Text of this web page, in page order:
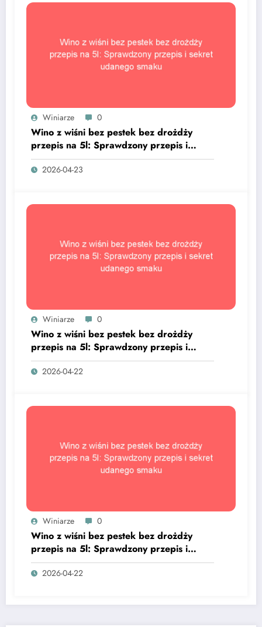
Winiarze 0
Wino z wiśni bez pestek bez drożdży
przepis na 5l: Sprawdzony przepis i
sekret udanego smaku
2026-04-23
Winiarze 0
Wino z wiśni bez pestek bez drożdży
przepis na 5l: Sprawdzony przepis i
sekret udanego smaku
2026-04-22
Winiarze 0
Wino z wiśni bez pestek bez drożdży
przepis na 5l: Sprawdzony przepis i
sekret udanego smaku
2026-04-22